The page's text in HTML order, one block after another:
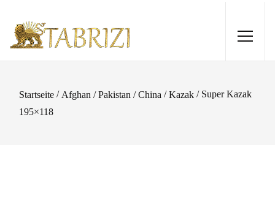
Startseite / Afghan / Pakistan / China /Kazak / Super Kazak
195×118